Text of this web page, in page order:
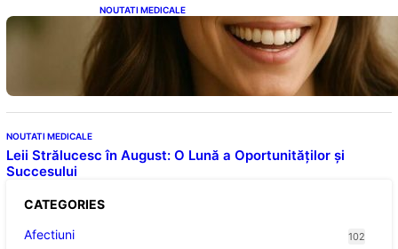
NOUTATI MEDICALE
Ceaiul – Băutura care protejează inima:
Descoperiri recente despre beneficiile
consumului zilnic
NOUTATI MEDICALE
Leii Strălucesc în August: O Lună a Oportunităților și
Succesului
CATEGORIES
Afectiuni
102